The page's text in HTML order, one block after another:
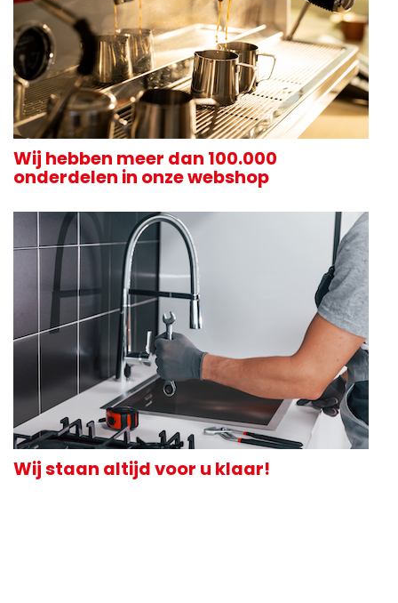
Wij hebben meer dan 100.000
onderdelen in onze webshop
Wij staan altijd voor u klaar!